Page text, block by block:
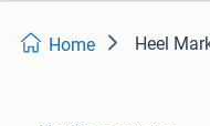
Home Heel